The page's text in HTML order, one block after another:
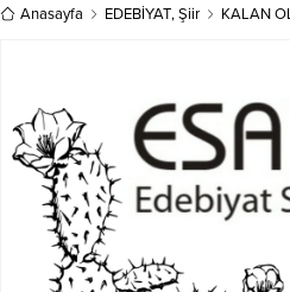
Anasayfa EDEBİYAT,Şiir KALAN